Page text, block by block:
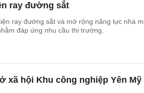
ray đường sắt
ray đường sắt và mở rộng năng lực nhà
đáp ứng nhu cầu thị trường.
xã hội Khu công nghiệp Yên Mỹ